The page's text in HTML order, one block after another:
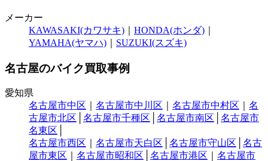
メーカー
KAWASAKI(カワサキ)
HONDA(ホンダ)
YAMAHA(ヤマハ)
SUZUKI(スズキ)
名古屋のバイク買取事例
愛知県
名古屋市中区
名古屋市中川区 名古屋市中村区
名
古屋市北区
名古屋市千種区 名古屋市南区
名古屋市
名東区
名古屋市西区
名古屋市天白区 名古屋市守山区
名古
屋市東区
名古屋市昭和区 名古屋市港区
名古屋市